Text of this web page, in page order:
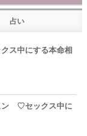
占い
ス中にする本命相
ン ♡セックス中に